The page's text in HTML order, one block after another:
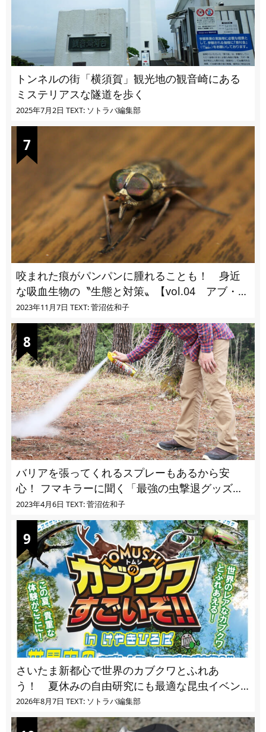
トンネルの街「横須賀」観光地の観音崎にある
ミステリアスな隧道を歩く
2025年7月2日 TEXT: ソトラバ編集部
咬まれた痕がパンパンに腫れることも！ 身近
な吸血生物の〝生態と対策〟【vol.04 アブ・ブ
ユ・ヌカカ】
2023年11月7日 TEXT: 菅沼佐和子
バリアを張ってくれるスプレーもあるから安
心！ フマキラーに聞く「最強の虫撃退グッズ
vol.4」【キャンプサイトで使う虫よけ】
2023年4月6日 TEXT: 菅沼佐和子
さいたま新都心で世界のカブクワとふれあ
う！ 夏休みの自由研究にも最適な昆虫イベン
ト
2026年8月7日 TEXT: ソトラバ編集部